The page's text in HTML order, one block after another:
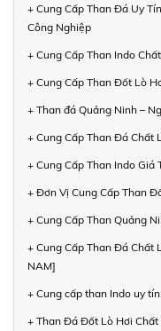
+ Cung Cấp Than Đá Uy
Công Nghiệp
+ Cung Cấp Than Indo
+ Cung Cấp Than Đốt Lò
+ Than đá Quảng Ninh –
+ Cung Cấp Than Đá Chất
+ Cung Cấp Than Indo Giá
+ Đơn Vị Cung Cấp Than
+ Cung Cấp Than Quảng
+ Cung Cấp Than Đá Chất
NAM]
+ Cung cấp than Indo uy
+ Than Đá Đốt Lò Hơi Chất